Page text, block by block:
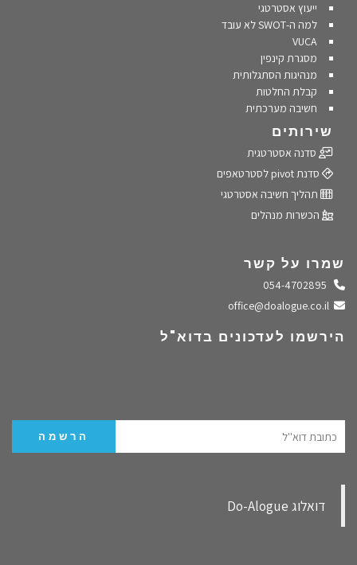
ייעוץ אסטרטגי
למה ה-SWOT לא עובד
VUCA
מסגרת קינפין
מנהיגות הסתגלותית
קבלת החלטות
חשיבה מערכתית
שירותים
סדנה אסטרטגית
סדנת pivot לסטרטאפים
תהליך חשיבה אסטרטגי
הכשרות מנהלים
שמרו על קשר
התקשרו אלינו
שלחו מייל
הירשמו לעדכונים בדוא"ל
‏דואלוג Do-Alogue‏